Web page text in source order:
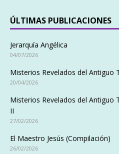
ÚLTIMAS PUBLICACIONES
Jerarquía Angélica
04/07/2026
Misterios Revelados del Antiguo
20/04/2026
Misterios Revelados del Antiguo
II
27/02/2026
El Maestro Jesús (Compilación)
26/02/2026